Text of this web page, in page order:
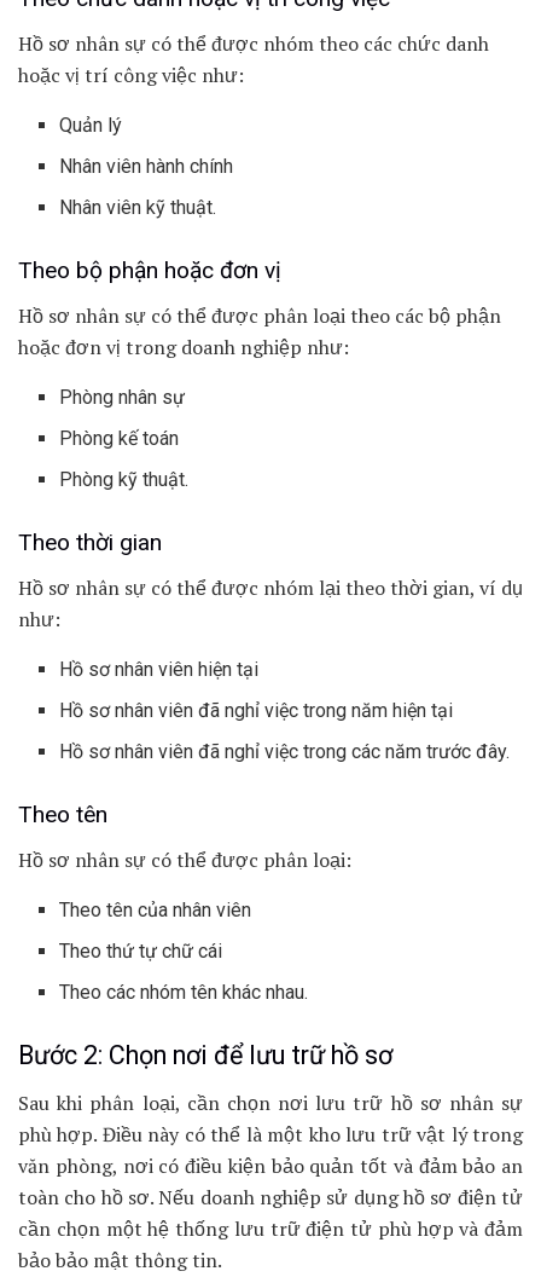
Hồ sơ nhân sự có thể được nhóm theo các chức danh
hoặc vị trí công việc như:
Quản lý
Nhân viên hành chính
Nhân viên kỹ thuật.
Theo bộ phận hoặc đơn vị
Hồ sơ nhân sự có thể được phân loại theo các bộ phận
hoặc đơn vị trong doanh nghiệp như:
Phòng nhân sự
Phòng kế toán
Phòng kỹ thuật.
Theo thời gian
Hồ sơ nhân sự có thể được nhóm lại theo thời gian, ví dụ
như:
Hồ sơ nhân viên hiện tại
Hồ sơ nhân viên đã nghỉ việc trong năm hiện tại
Hồ sơ nhân viên đã nghỉ việc trong các năm trước đây.
Theo tên
Hồ sơ nhân sự có thể được phân loại:
Theo tên của nhân viên
Theo thứ tự chữ cái
Theo các nhóm tên khác nhau.
Bước 2: Chọn nơi để lưu trữ hồ sơ
Sau khi phân loại, cần chọn nơi lưu trữ hồ sơ nhân sự
phù hợp. Điều này có thể là một kho lưu trữ vật lý trong
văn phòng, nơi có điều kiện bảo quản tốt và đảm bảo an
toàn cho hồ sơ. Nếu doanh nghiệp sử dụng hồ sơ điện tử
cần chọn một hệ thống lưu trữ điện tử phù hợp và đảm
bảo bảo mật thông tin.